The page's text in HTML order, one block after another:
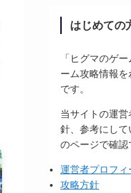
はじめての
「ヒグマのゲ
ーム攻略情報
です。
当サイトの運
針、参考にし
のページで確認
運営者プロフィ
攻略方針